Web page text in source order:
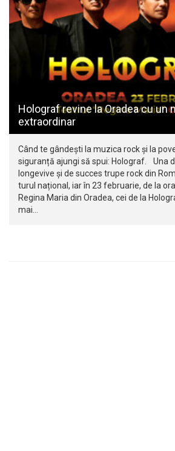
Holograf revine la Oradea cu un
extraordinar
Când te gândești la muzica rock și la
siguranță ajungi să spui: Holograf. Una
longevive și de succes trupe rock din
turul național, iar în 23 februarie, de la
Regina Maria din Oradea, cei de la
mai…